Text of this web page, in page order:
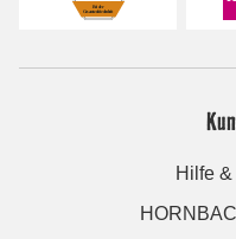
Hilfe